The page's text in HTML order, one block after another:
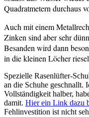
Quadratmetern durchaus
Auch mit einem
Zinken sind aber sehr
Besanden wird dann
in die kleinen Löcher
Spezielle Rasenlüfter-
an die Schuhe geschnallt.
Vollständigkeit halber,
damit. Hier ein Link dazu
Fehlinvestition ist nicht